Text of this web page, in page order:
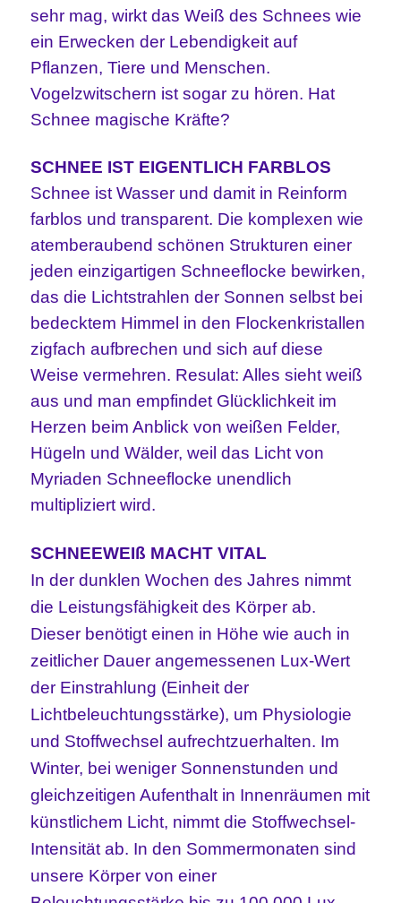
sehr mag, wirkt das Weiß des Schnees wie
ein Erwecken der Lebendigkeit auf
Pflanzen, Tiere und Menschen.
Vogelzwitschern ist sogar zu hören. Hat
Schnee magische Kräfte?
SCHNEE IST EIGENTLICH FARBLOS
Schnee ist Wasser und damit in Reinform
farblos und transparent. Die komplexen wie
atemberaubend schönen Strukturen einer
jeden einzigartigen Schneeflocke bewirken,
das die Lichtstrahlen der Sonnen selbst bei
bedecktem Himmel in den Flockenkristallen
zigfach aufbrechen und sich auf diese
Weise vermehren. Resulat: Alles sieht weiß
aus und man empfindet Glücklichkeit im
Herzen beim Anblick von weißen Felder,
Hügeln und Wälder, weil das Licht von
Myriaden Schneeflocke unendlich
multipliziert wird.
SCHNEEWEIß MACHT VITAL
In der dunklen Wochen des Jahres nimmt
die Leistungsfähigkeit des Körper ab.
Dieser benötigt einen in Höhe wie auch in
zeitlicher Dauer angemessenen Lux-Wert
der Einstrahlung (Einheit der
Lichtbeleuchtungsstärke), um Physiologie
und Stoffwechsel aufrechtzuerhalten. Im
Winter, bei weniger Sonnenstunden und
gleichzeitigen Aufenthalt in Innenräumen mit
künstlichem Licht, nimmt die Stoffwechsel-
Intensität ab. In den Sommermonaten sind
unsere Körper von einer